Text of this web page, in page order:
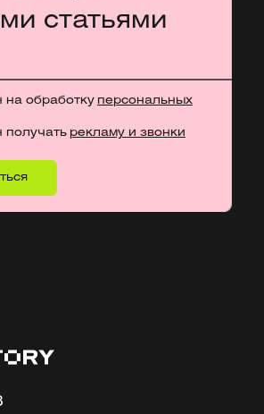
статьями
на обработку персональных
получать рекламу и звонки